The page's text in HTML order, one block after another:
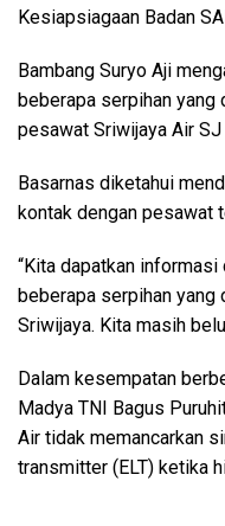
Kesiapsiagaan Badan
Bambang Suryo Aji
beberapa serpihan yang
pesawat Sriwijaya Air
Basarnas diketahui
kontak dengan pesawat
“Kita dapatkan
beberapa serpihan yang
Sriwijaya. Kita masih
Dalam kesempatan
Madya TNI Bagus
Air tidak memancarkan
transmitter (ELT) ketika